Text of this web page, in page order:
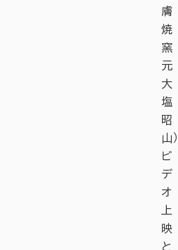
膚
焼
窯
元
大
塩
昭
山）
ビ
デ
オ
上
映
と